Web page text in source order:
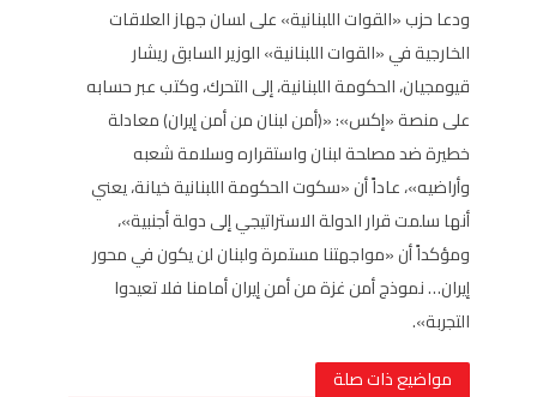
ودعا حزب «القوات اللبنانية» على لسان جهاز العلاقات
الخارجية في «القوات اللبنانية» الوزير السابق ريشار
قيومجيان، الحكومة اللبنانية، إلى التحرك، وكتب عبر حسابه
على منصة «إكس»: «(أمن لبنان من أمن إيران) معادلة
خطيرة ضد مصلحة لبنان واستقراره وسلامة شعبه
وأراضيه»، عاداً أن «سكوت الحكومة اللبنانية خيانة، يعني
أنها سلمت قرار الدولة الاستراتيجي إلى دولة أجنبية»،
ومؤكداً أن «مواجهتنا مستمرة و‫لبنان لن يكون في محور
إيران… نموذج أمن غزة من أمن إيران أمامنا فلا تعيدوا
التجربة».
مواضيع ذات صلة